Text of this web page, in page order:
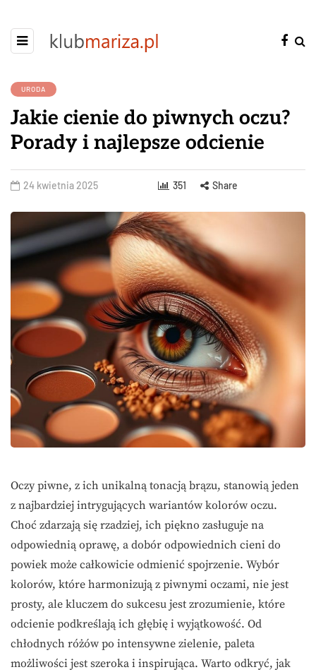
URODA
Jakie cienie do piwnych oczu?
Porady i najlepsze odcienie
24 kwietnia 2025 351 Share
Oczy piwne, z ich unikalną tonacją brązu, stanowią jeden
z najbardziej intrygujących wariantów kolorów oczu.
Choć zdarzają się rzadziej, ich piękno zasługuje na
odpowiednią oprawę, a dobór odpowiednich cieni do
powiek może całkowicie odmienić spojrzenie. Wybór
kolorów, które harmonizują z piwnymi oczami, nie jest
prosty, ale kluczem do sukcesu jest zrozumienie, które
odcienie podkreślają ich głębię i wyjątkowość. Od
chłodnych różów po intensywne zielenie, paleta
możliwości jest szeroka i inspirująca. Warto odkryć, jak